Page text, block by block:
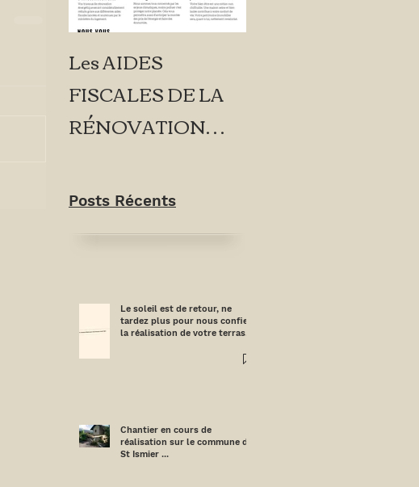
Les AIDES
FISCALES DE LA
RÉNOVATION
Posts Récents
Le soleil est de retour, ne
tardez plus pour nous confier
la réalisation de votre terrasse
Chantier en cours de
réalisation sur le commune de
St Ismier ...